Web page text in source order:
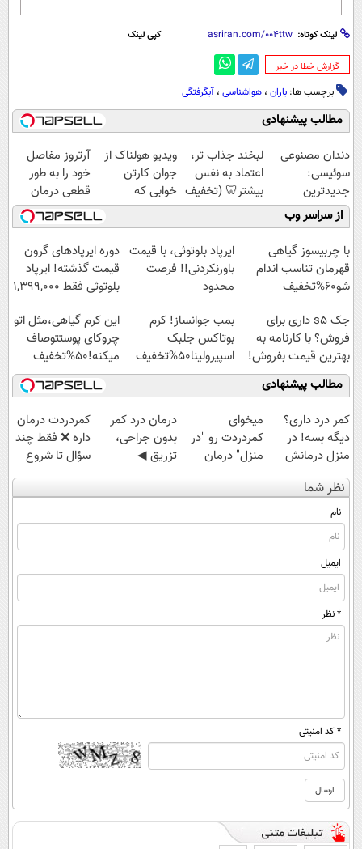
لینک کوتاه: کپی لینک
‌گزارش خطا در خبر
برچسب ها: باران ، هواشناسی ، آبگرفتگی
مطالب پیشنهادی
دندان مصنوعی
سوئیسی:
جدیدترین
فناوری اروپا،
سبک و مقاوم |
پرداخت قسطی
لبخند جذاب تر،
اعتماد به نفس
بیشتر🦷 (تخفیف
تا امشب)
ویدیو هولناک از
جوان کارتن
خوابی که
میلیاردر شد.
آموزش رایگان
آرتروز مفاصل
خود را به طور
قطعی درمان
کنید!
◗پرسش‌نامه◖
از سراسر وب
با چربیسوز گیاهی
قهرمان تناسب اندام
شو60%تخفیف
ایرپاد بلوتوثی، با قیمت
باورنکردنی!! فرصت
محدود
دوره ایرپاد‌های گرون
قیمت گذشته! ایرپاد
بلوتوثی فقط 1,399,000
جک s5 داری برای
فروش؟ با کارنامه به
بهترین قیمت بفروش!
بمب جوانساز! کرم
بوتاکس جلبک
اسپیرولینا50%تخفیف
این کرم گیاهی،مثل اتو
چروکای پوستتوصاف
میکنه!50%تخفیف
مطالب پیشنهادی
کمر درد داری؟
دیگه بسه! در
منزل درمانش
کن
(◀پرسش‌نامه)
میخوای
کمردردت رو "در
منزل" درمان
کنی؟ (◂فیلم +
◂پرسش‌نامه)
درمان درد کمر
بدون جراحی،
تزریق ◀
پرسش‌نامه رو پر
کن ▶
‌کمردردت درمان
داره ❌ فقط چند
سؤال تا شروع
بهبودی فاصله‌
داری!
نظر شما
نام
ایمیل
* نظر
* کد امنیتی